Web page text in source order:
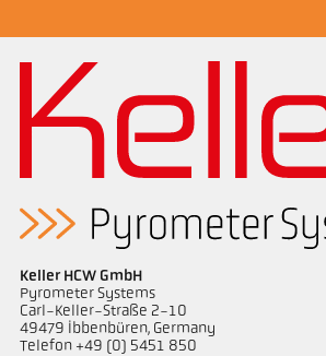
Başvururapor CellaCast
Keller HCW GmbH
Pyrometer Systems
Carl-Keller-Straße 2-10
49479 Ibbenbüren, Germany
Telefon +49 (0) 5451 850